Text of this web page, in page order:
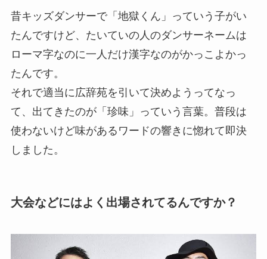
昔キッズダンサーで「地獄くん」っていう子がい
たんですけど、たいていの人のダンサーネームは
ローマ字なのに一人だけ漢字なのがかっこよかっ
たんです。
それで適当に広辞苑を引いて決めようってなっ
て、出てきたのが「珍味」っていう言葉。普段は
使わないけど味があるワードの響きに惚れて即決
しました。
大会などにはよく出場されてるんですか？